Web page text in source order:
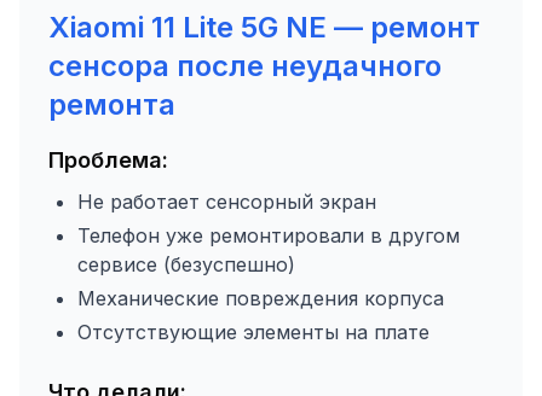
Xiaomi 11 Lite 5G NE — ремонт
сенсора после неудачного
ремонта
Проблема:
Не работает сенсорный экран
Телефон уже ремонтировали в другом
сервисе (безуспешно)
Механические повреждения корпуса
Отсутствующие элементы на плате